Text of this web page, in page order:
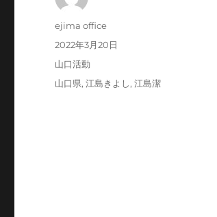
投
ejima office
投
稿
2022年3月20日
カ
テ
山口活動
タ
山口県,江島きよし,江島潔